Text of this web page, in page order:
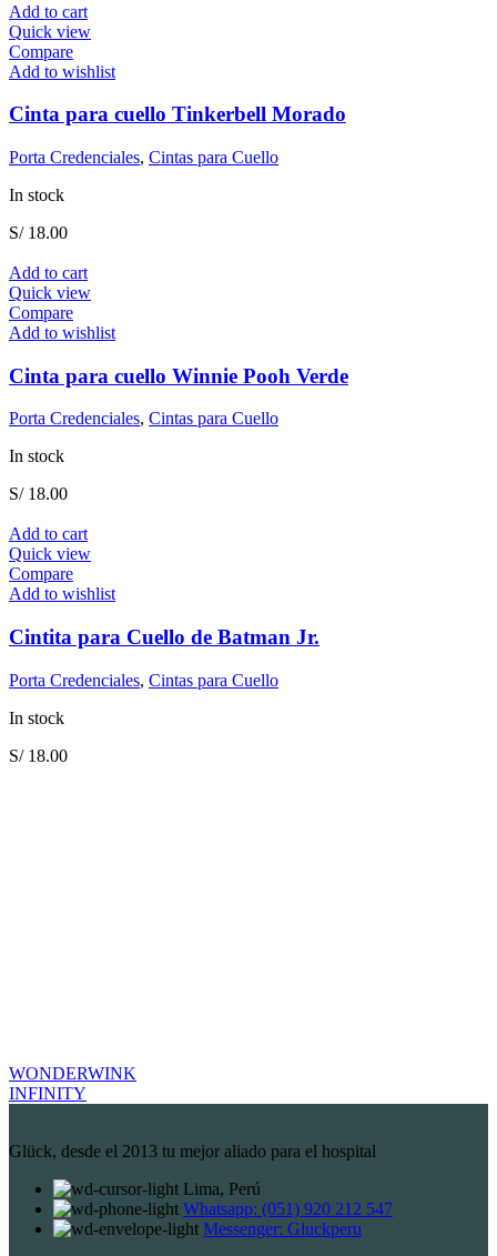
Add to cart
Quick view
Compare
Add to wishlist
Cinta para cuello Tinkerbell Morado
Porta Credenciales, Cintas para Cuello
In stock
S/18.00
Add to cart
Quick view
Compare
Add to wishlist
Cinta para cuello Winnie Pooh Verde
Porta Credenciales, Cintas para Cuello
In stock
S/18.00
Add to cart
Quick view
Compare
Add to wishlist
Cintita para Cuello de Batman Jr.
Porta Credenciales, Cintas para Cuello
In stock
S/18.00
WONDERWINK
INFINITY
Glück, desde el 2013 tu mejor aliado para el hospital
Lima, Perú
Whatsapp: (051) 920 212 547
Messenger: Gluckperu